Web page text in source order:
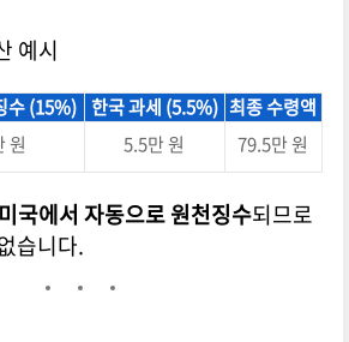
예시
수 (15%) 한국 과세 (5.5%) 최종 수령액
원 5.5만 원 79.5만 원
미국에서 자동으로 원천징수되므로
습니다.